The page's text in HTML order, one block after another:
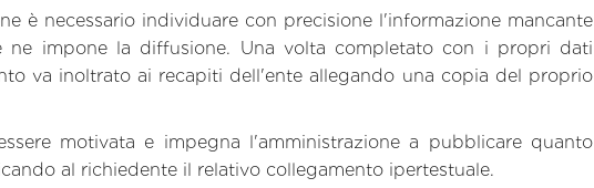
è necessario individuare con precisione l'informazione mancante
ne impone la diffusione. Una volta completato con i propri dati
va inoltrato ai recapiti dell'ente allegando una copia del proprio
motivata e impegna l'amministrazione a pubblicare quanto
al richiedente il relativo collegamento ipertestuale.